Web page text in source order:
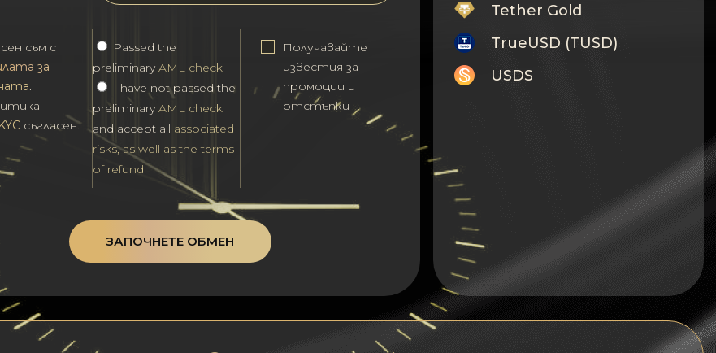
съм с
за
.
съгласен.
Passed the
preliminaryAML check
I have not passed the
preliminaryAML check
and accept all associated
risks, as well as the terms
of refund
Получавайте
известия за
промоции и
отстъпки
ЗАПОЧНЕТЕ ОБМЕН
Tether Gold
TrueUSD (TUSD)
USDS
Notcoin (NOT)
BNB BEP20
Stellar